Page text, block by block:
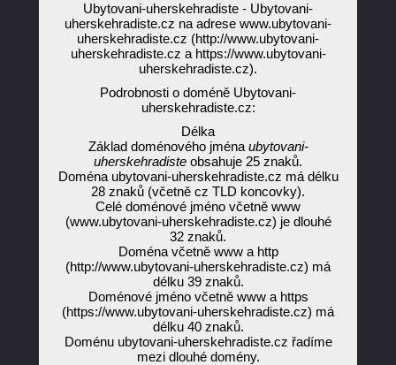
Ubytovani-uherskehradiste - Ubytovani-
uherskehradiste.cz na adrese www.ubytovani-
uherskehradiste.cz (http://www.ubytovani-
uherskehradiste.cz a https://www.ubytovani-
uherskehradiste.cz).
Podrobnosti o doméně Ubytovani-
uherskehradiste.cz:
Délka
Základ doménového jména ubytovani-
uherskehradiste obsahuje 25 znaků.
Doména ubytovani-uherskehradiste.cz má délku
28 znaků (včetně cz TLD koncovky).
Celé doménové jméno včetně www
(www.ubytovani-uherskehradiste.cz) je dlouhé
32 znaků.
Doména včetně www a http
(http://www.ubytovani-uherskehradiste.cz) má
délku 39 znaků.
Doménové jméno včetně www a https
(https://www.ubytovani-uherskehradiste.cz) má
délku 40 znaků.
Doménu ubytovani-uherskehradiste.cz řadíme
mezi dlouhé domény.